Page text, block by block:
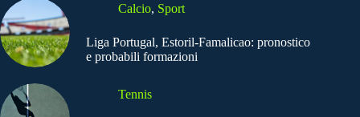
Calcio, Sport
Liga Portugal, Estoril-Famalicao: pronostico
e probabili formazioni
Tennis